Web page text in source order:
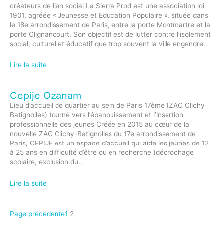
créateurs de lien social La Sierra Prod est une association loi
1901, agréée « Jeunesse et Education Populaire », située dans
le 18e arrondissement de Paris, entre la porte Montmartre et la
porte Clignancourt. Son objectif est de lutter contre l’isolement
social, culturel et éducatif que trop souvent la ville engendre…
Lire la suite
Cepije Ozanam
Lieu d’accueil de quartier au sein de Paris 17ème (ZAC Clichy
Batignolles) tourné vers l’épanouissement et l’insertion
professionnelle des jeunes Créée en 2015 au cœur de la
nouvelle ZAC Clichy-Batignolles du 17e arrondissement de
Paris, CEPIJE est un espace d’accueil qui aide les jeunes de 12
à 25 ans en difficulté d’être ou en recherche (décrochage
scolaire, exclusion du…
Lire la suite
Page précédente1 2